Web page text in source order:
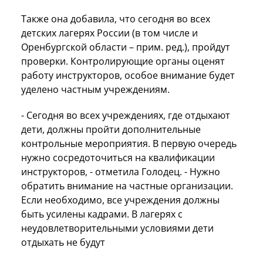
Также она добавила, что сегодня во всех
детских лагерях России (в том числе и
Оренбургской области – прим. ред.), пройдут
проверки. Контролирующие органы оценят
работу инструкторов, особое внимание будет
уделено частным учреждениям.
- Сегодня во всех учреждениях, где отдыхают
дети, должны пройти дополнительные
контрольные мероприятия. В первую очередь
нужно сосредоточиться на квалификации
инструкторов, - отметила Голодец. - Нужно
обратить внимание на частные организации.
Если необходимо, все учреждения должны
быть усилены кадрами. В лагерях с
неудовлетворительными условиями дети
отдыхать не будут